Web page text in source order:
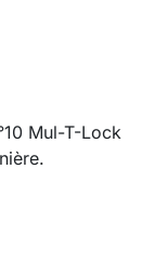
Mul-T-Lock